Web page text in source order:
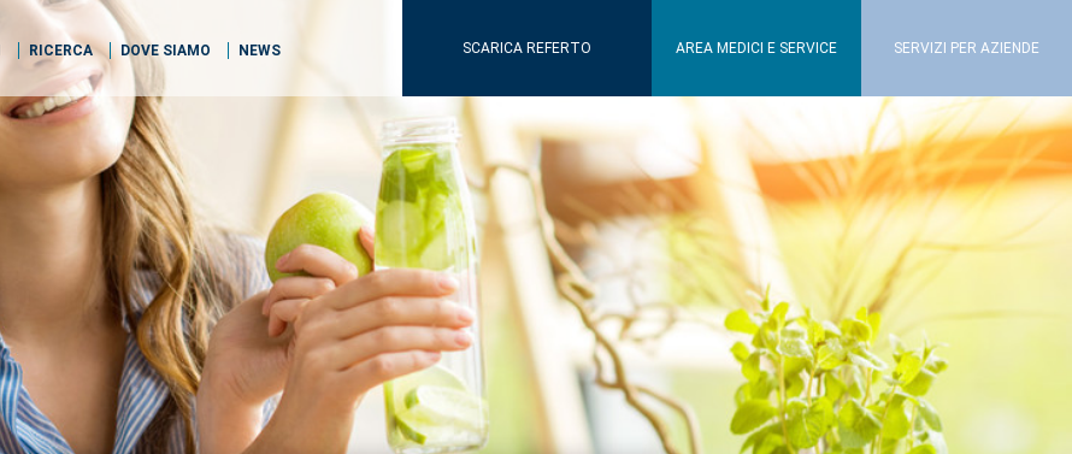
RICERCA DOVE SIAMO NEWS SCARICA REFERTO AREA MEDICI E SERVICE SERVIZI PER AZIENDE